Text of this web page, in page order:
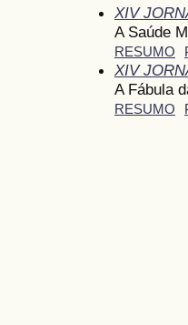
XIV
A Saúde
RESUMO
XIV
A Fábula
RESUMO